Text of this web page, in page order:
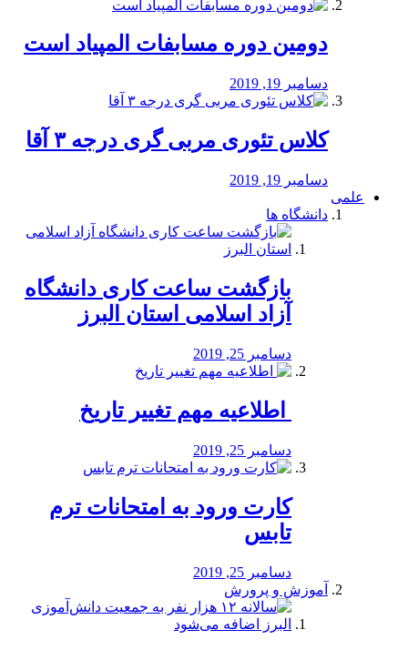
دومین دوره مسابفات المپیاد است
دسامبر 19, 2019
کلاس تئوری مربی گری درجه ۳ آقا
دسامبر 19, 2019
علمی
دانشگاه ها
بازگشت ساعت کاری دانشگاه
آزاد اسلامی استان البرز
دسامبر 25, 2019
️ اطلاعیه مهم تغییر تاریخ
دسامبر 25, 2019
کارت ورود به امتحانات ترم
تابس
دسامبر 25, 2019
آموزش و پرورش